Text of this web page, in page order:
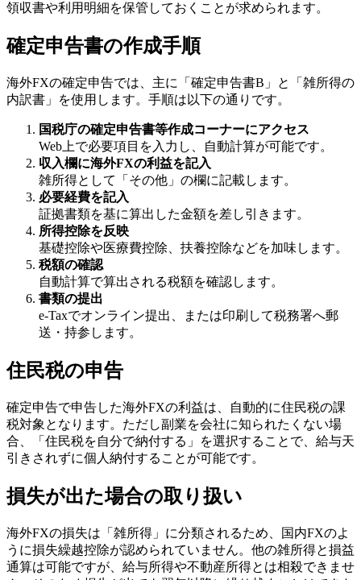
領収書や利用明細を保管しておくことが求められます。
確定申告書の作成手順
海外FXの確定申告では、主に「確定申告書B」と「雑所得の
内訳書」を使用します。手順は以下の通りです。
国税庁の確定申告書等作成コーナーにアクセス
Web上で必要項目を入力し、自動計算が可能です。
収入欄に海外FXの利益を記入
雑所得として「その他」の欄に記載します。
必要経費を記入
証拠書類を基に算出した金額を差し引きます。
所得控除を反映
基礎控除や医療費控除、扶養控除などを加味します。
税額の確認
自動計算で算出される税額を確認します。
書類の提出
e-Taxでオンライン提出、または印刷して税務署へ郵
送・持参します。
住民税の申告
確定申告で申告した海外FXの利益は、自動的に住民税の課
税対象となります。ただし副業を会社に知られたくない場
合、「住民税を自分で納付する」を選択することで、給与天
引きされずに個人納付することが可能です。
損失が出た場合の取り扱い
海外FXの損失は「雑所得」に分類されるため、国内FXのよ
うに損失繰越控除が認められていません。他の雑所得と損益
通算は可能ですが、給与所得や不動産所得とは相殺できませ